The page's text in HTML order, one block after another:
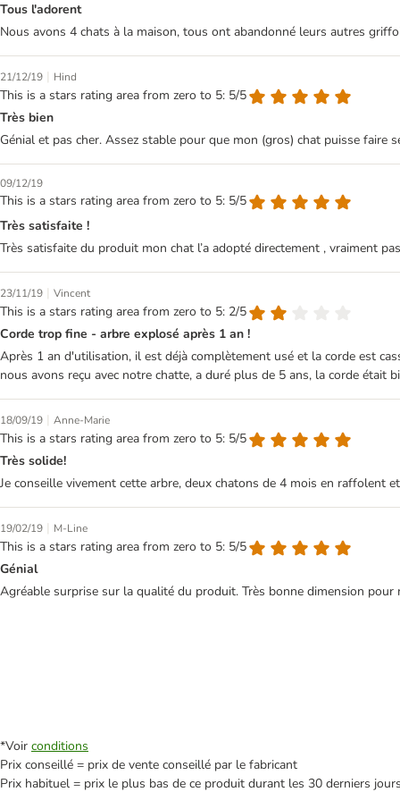
Tous l'adorent
Nous avons 4 chats à la maison, tous ont abandonné leurs autres
21/12/19 | Hind
This is a stars rating area from zero to 5: 5/5
Très bien
Génial et pas cher. Assez stable pour que mon (gros) chat puisse faire
09/12/19
This is a stars rating area from zero to 5: 5/5
Très satisfaite !
Très satisfaite du produit mon chat l’a adopté directement , vraiment
23/11/19 | Vincent
This is a stars rating area from zero to 5: 2/5
Corde trop fine - arbre explosé après 1 an !
Après 1 an d'utilisation, il est déjà complètement usé et la corde est
nous avons reçu avec notre chatte, a duré plus de 5 ans, la corde était
18/09/19 | Anne-Marie
This is a stars rating area from zero to 5: 5/5
Très solide!
Je conseille vivement cette arbre, deux chatons de 4 mois en raffolent
19/02/19 | M-Line
This is a stars rating area from zero to 5: 5/5
Génial
Agréable surprise sur la qualité du produit. Très bonne dimension
*Voir conditions
Prix conseillé = prix de vente conseillé par le fabricant
Prix habituel = prix le plus bas de ce produit durant les 30 derniers